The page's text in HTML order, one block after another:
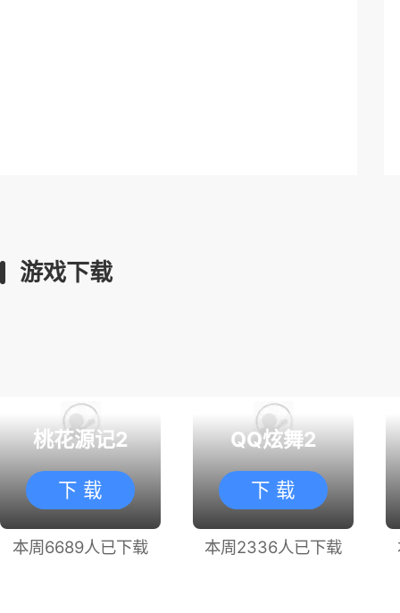
游戏下载
桃花源记2
下 载
本周6689人已下载
QQ炫舞2
下 载
本周2336人已下载